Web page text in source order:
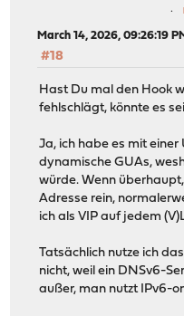
March 14, 2026, 09:26:19
#18
Hast Du mal den Hook
fehlschlägt, könnte es
Ja, ich habe es mit
dynamische GUAs,
würde. Wenn
Adresse rein,
ich als VIP auf jedem
Tatsächlich nutze ich
nicht, weil ein DNSv6-
außer, man nutzt IPv6-